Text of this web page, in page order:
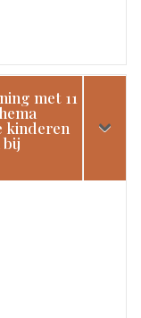
met 11
kinderen
bij